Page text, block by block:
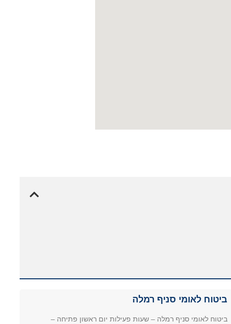
ביטוח לאומי סניף רמלה
ביטוח לאומי סניף רמלה – שעות פעילות יום ראשון פתיחה –